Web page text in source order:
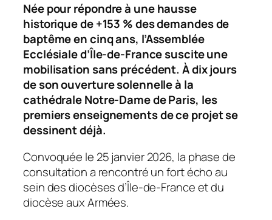
Née pour répondre à une hausse
historique de +153 % des demandes de
baptême en cinq ans, l’Assemblée
Ecclésiale d’Île-de-France suscite une
mobilisation sans précédent. À dix jours
de son ouverture solennelle à la
cathédrale Notre-Dame de Paris, les
premiers enseignements de ce projet se
dessinent déjà.
Convoquée le 25 janvier 2026, la phase de
consultation a rencontré un fort écho au
sein des diocèses d’Île-de-France et du
diocèse aux Armées.